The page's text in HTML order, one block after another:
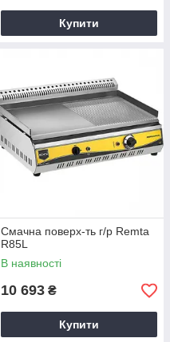
Купити
Смачна поверх-ть г/р Remta
R85L
В наявності
10 693 ₴
Купити